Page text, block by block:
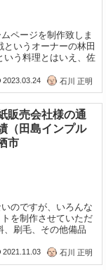
ページを制作致しま
いうオーナーの林田
いう料理とはいえ、佐
2023.03.24 石川 正明
販売会社様の通
（田島インプル
市
のですが、いろんな
を制作させていただ
、刷毛、その他備品
2021.11.03 石川 正明